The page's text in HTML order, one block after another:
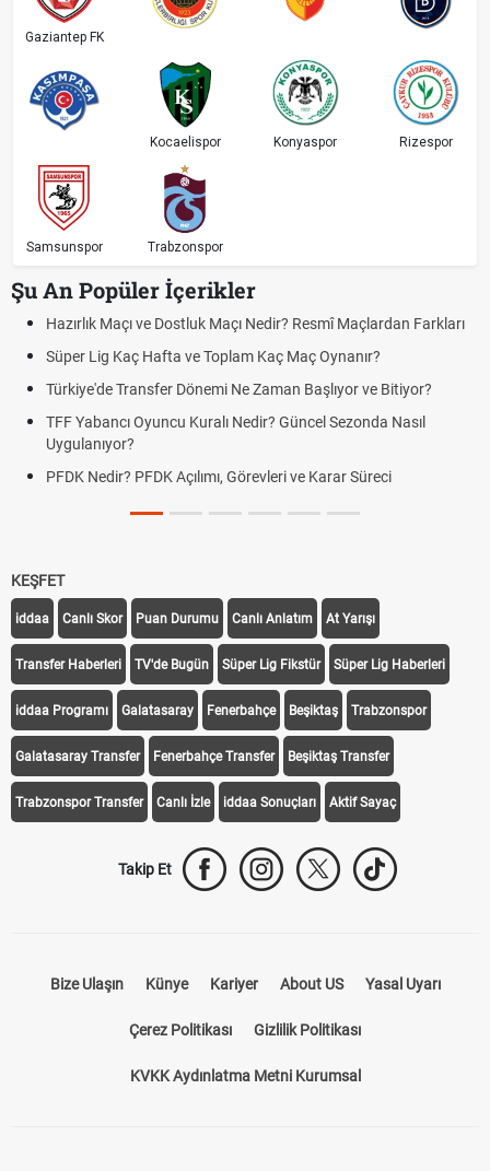
Gaziantep FK
Kocaelispor Konyaspor Rizespor
Samsunspor Trabzonspor
Şu An Popüler İçerikler
Hazırlık Maçı ve Dostluk Maçı Nedir? Resmî Maçlardan Farkları
Süper Lig Kaç Hafta ve Toplam Kaç Maç Oynanır?
Türkiye'de Transfer Dönemi Ne Zaman Başlıyor ve Bitiyor?
TFF Yabancı Oyuncu Kuralı Nedir? Güncel Sezonda Nasıl
Uygulanıyor?
PFDK Nedir? PFDK Açılımı, Görevleri ve Karar Süreci
KEŞFET
iddaa Canlı Skor Puan Durumu Canlı Anlatım At Yarışı
Transfer Haberleri TV'de Bugün Süper Lig Fikstür Süper Lig Haberleri
iddaa Programı Galatasaray Fenerbahçe Beşiktaş Trabzonspor
Galatasaray Transfer Fenerbahçe Transfer Beşiktaş Transfer
Trabzonspor Transfer Canlı İzle iddaa Sonuçları Aktif Sayaç
Takip Et
Bize Ulaşın Künye Kariyer About US Yasal Uyarı
Çerez Politikası Gizlilik Politikası
KVKK Aydınlatma Metni Kurumsal